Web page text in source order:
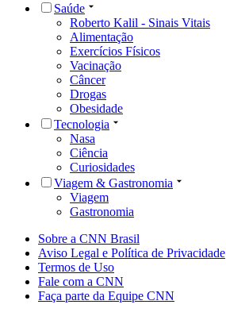
Saúde
Roberto Kalil - Sinais Vitais
Alimentação
Exercícios Físicos
Vacinação
Câncer
Drogas
Obesidade
Tecnologia
Nasa
Ciência
Curiosidades
Viagem & Gastronomia
Viagem
Gastronomia
Sobre a CNN Brasil
Aviso Legal e Política de Privacidade
Termos de Uso
Fale com a CNN
Faça parte da Equipe CNN